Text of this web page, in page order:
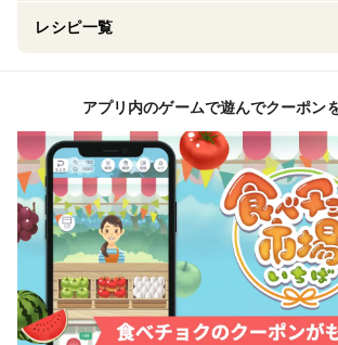
レシピ一覧
アプリ内のゲームで遊んでクーポン